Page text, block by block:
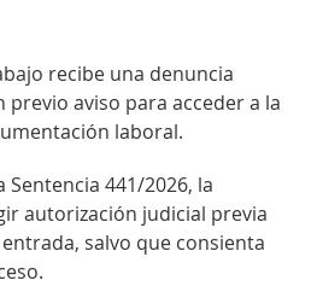
recibe una denuncia
previo aviso para acceder a la
laboral.
441/2026, la
autorización judicial previa
salvo que consienta